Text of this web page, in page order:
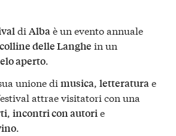
di Albaè un evento annuale
colline delle Langhe in un
aperto.
unione di musica, letteraturae
attrae visitatori con una
, incontri con autorie
.